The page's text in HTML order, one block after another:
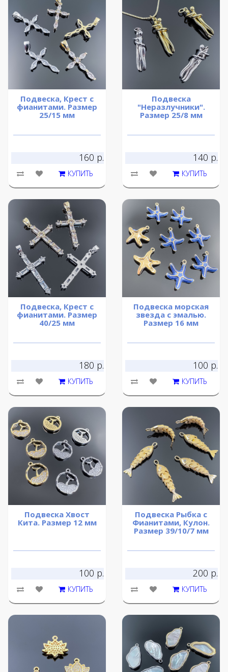
Подвеска, Крест с
фианитами. Размер
25/15 мм
160 р.
КУПИТЬ
Подвеска
"Неразлучники".
Размер 25/8 мм
140 р.
КУПИТЬ
Подвеска, Крест с
фианитами. Размер
40/25 мм
180 р.
КУПИТЬ
Подвеска морская
звезда с эмалью.
Размер 16 мм
100 р.
КУПИТЬ
Подвеска Хвост
Кита. Размер 12 мм
100 р.
КУПИТЬ
Подвеска Рыбка с
Фианитами, Кулон.
Размер 39/10/7 мм
200 р.
КУПИТЬ